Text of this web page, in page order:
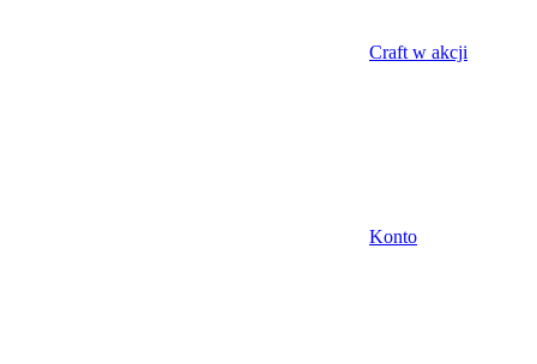
Craft w akcji
Konto